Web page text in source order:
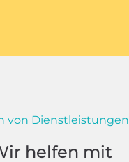
von Dienstleistungen
helfen mit